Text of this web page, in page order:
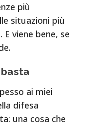
più
situazioni più
viene bene, se
ai miei
difesa
una cosa che